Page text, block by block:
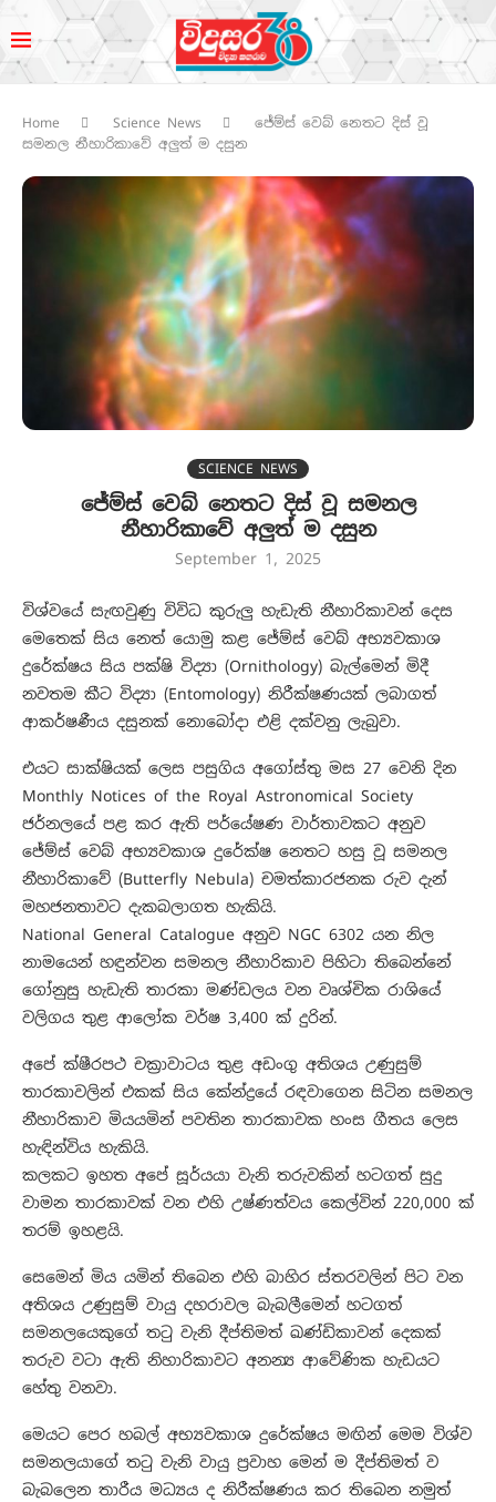
Home Science News
ජේම්ස් වෙබ් නෙතට දිස් වූ
සමනල නීහාරිකාවේ අලුත් ම දසුන
SCIENCE NEWS
ජේම්ස් වෙබ් නෙතට දිස් වූ සමනල
නීහාරිකාවේ අලුත් ම දසුන
September 1, 2025
විශ්වයේ සැඟවුණු විවිධ කුරුලු හැඩැති නීහාරිකාවන් දෙස
මෙතෙක් සිය නෙත් යොමු කළ ජේම්ස් වෙබ් අභ්‍යවකාශ
දුරේක්ෂය සිය පක්ෂි විද්‍යා (Ornithology) බැල්මෙන් මිදී
නවතම කීට විද්‍යා (Entomology) නිරීක්ෂණයක් ලබාගත්
ආකර්ෂණීය දසුනක් නොබෝදා එළි දක්වනු ලැබුවා.
එයට සාක්ෂියක් ලෙස පසුගිය අගෝස්තු මස 27 වෙනි දින
Monthly Notices of the Royal Astronomical Society
ජර්නලයේ පළ කර ඇති පර්යේෂණ වාර්තාවකට අනුව
ජේම්ස් වෙබ් අභ්‍යවකාශ දුරේක්ෂ නෙතට හසු වූ සමනල
නීහාරිකාවේ (Butterfly Nebula) චමත්කාරජනක රුව දැන්
මහජනතාවට දැකබලාගත හැකියි.
National General Catalogue අනුව NGC 6302 යන නිල
නාමයෙන් හඳුන්වන සමනල නීහාරිකාව පිහිටා තිබෙන්නේ
ගෝනුසු හැඩැති තාරකා මණ්ඩලය වන වෘශ්චික රාශියේ
වලිගය තුළ ආලෝක වර්ෂ 3,400 ක් දුරින්.
අපේ ක්ෂීරපථ චක්‍රාවාටය තුළ අඩංගු අතිශය උණුසුම්
තාරකාවලින් එකක් සිය කේන්ද්‍රයේ රඳවාගෙන සිටින සමනල
නීහාරිකාව මියයමින් පවතින තාරකාවක හංස ගීතය ලෙස
හැඳින්විය හැකියි.
කලකට ඉහත අපේ සූර්යයා වැනි තරුවකින් හටගත් සුදු
වාමන තාරකාවක් වන එහි උෂ්ණත්වය කෙල්වින් 220,000 ක්
තරම් ඉහළයි.
සෙමෙන් මිය යමින් තිබෙන එහි බාහිර ස්තරවලින් පිට වන
අතිශය උණුසුම් වායු දහරාවල බැබලීමෙන් හටගත්
සමනලයෙකුගේ තටු වැනි දීප්තිමත් ඛණ්ඩිකාවන් දෙකක්
තරුව වටා ඇති නිහාරිකාවට අනන්‍ය ආවේණික හැඩයට
හේතු වනවා.
මෙයට පෙර හබල් අභ්‍යවකාශ දුරේක්ෂය මඟින් මෙම විශ්ව
සමනලයාගේ තටු වැනි වායු ප්‍රවාහ මෙන් ම දීප්තිමත් ව
බැබලෙන තාරීය මධ්‍යය ද නිරීක්ෂණය කර තිබෙන නමුත්